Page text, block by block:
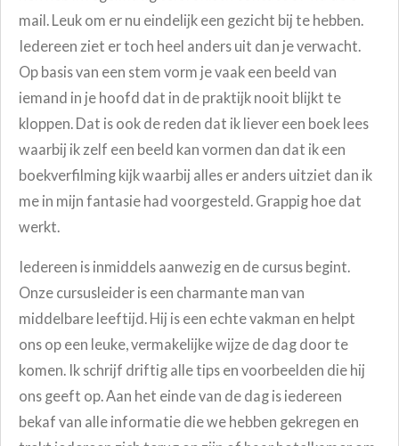
mail. Leuk om er nu eindelijk een gezicht bij te hebben.
Iedereen ziet er toch heel anders uit dan je verwacht.
Op basis van een stem vorm je vaak een beeld van
iemand in je hoofd dat in de praktijk nooit blijkt te
kloppen. Dat is ook de reden dat ik liever een boek lees
waarbij ik zelf een beeld kan vormen dan dat ik een
boekverfilming kijk waarbij alles er anders uitziet dan ik
me in mijn fantasie had voorgesteld. Grappig hoe dat
werkt.
Iedereen is inmiddels aanwezig en de cursus begint.
Onze cursusleider is een charmante man van
middelbare leeftijd. Hij is een echte vakman en helpt
ons op een leuke, vermakelijke wijze de dag door te
komen. Ik schrijf driftig alle tips en voorbeelden die hij
ons geeft op. Aan het einde van de dag is iedereen
bekaf van alle informatie die we hebben gekregen en